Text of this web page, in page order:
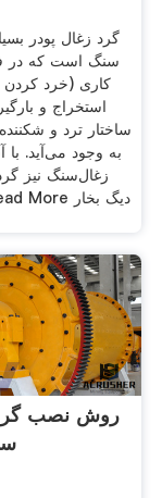
گرد زغال پودر
سنگ است که در
کاری (خرد
استخراج و
ساختار ترد و
به وجود می‌آید.
زغال‌سنگ نیز
روش نصب